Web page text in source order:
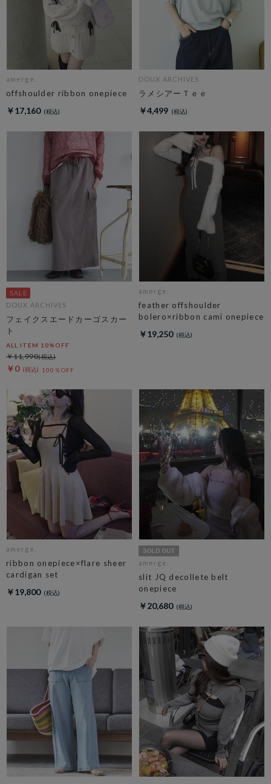
amerge.
offshoulder ribbon onepiece
￥17,160
DOUX ARCHIVES
ラメシアーＴｅｅ
￥4,499
DOUX ARCHIVES
フェイクスエードカーゴスカー
ト
ALL ITEM 10%OFF
￥0 100％OFF
￥11,990
amerge.
feather offshoulder
bolero×ribbon cami onepiece
￥19,250
amerge.
ribbon onepiece×flare sheer
cardigan set
￥19,800
amerge.
slit JQ decollete belt
onepiece
￥20,680